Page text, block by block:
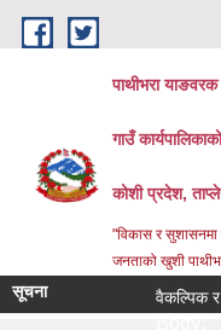
Skip to main content
पाथीभरा याङवरक
गाउँ
कोशी प्रदेश,
"विकास र
जनताको खुशी
सूचना वैकल्पिक र